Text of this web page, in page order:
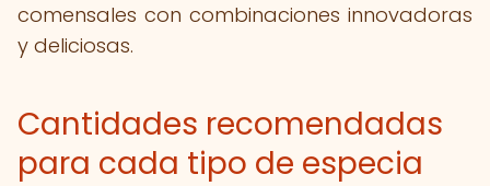
comensales con combinaciones innovadoras
y deliciosas.
Cantidades recomendadas
para cada tipo de especia